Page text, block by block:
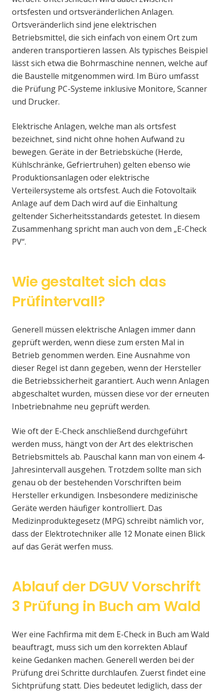
ortsfesten und ortsveränderlichen Anlagen.
Ortsveränderlich sind jene elektrischen
Betriebsmittel, die sich einfach von einem Ort zum
anderen transportieren lassen. Als typisches Beispiel
lässt sich etwa die Bohrmaschine nennen, welche auf
die Baustelle mitgenommen wird. Im Büro umfasst
die Prüfung PC-Systeme inklusive Monitore, Scanner
und Drucker.
Elektrische Anlagen, welche man als ortsfest
bezeichnet, sind nicht ohne hohen Aufwand zu
bewegen. Geräte in der Betriebsküche (Herde,
Kühlschränke, Gefriertruhen) gelten ebenso wie
Produktionsanlagen oder elektrische
Verteilersysteme als ortsfest. Auch die Fotovoltaik
Anlage auf dem Dach wird auf die Einhaltung
geltender Sicherheitsstandards getestet. In diesem
Zusammenhang spricht man auch von dem „E-Check
PV“.
Wie gestaltet sich das
Prüfintervall?
Generell müssen elektrische Anlagen immer dann
geprüft werden, wenn diese zum ersten Mal in
Betrieb genommen werden. Eine Ausnahme von
dieser Regel ist dann gegeben, wenn der Hersteller
die Betriebssicherheit garantiert. Auch wenn Anlagen
abgeschaltet wurden, müssen diese vor der erneuten
Inbetriebnahme neu geprüft werden.
Wie oft der E-Check anschließend durchgeführt
werden muss, hängt von der Art des elektrischen
Betriebsmittels ab. Pauschal kann man von einem 4-
Jahresintervall ausgehen. Trotzdem sollte man sich
genau ob der bestehenden Vorschriften beim
Hersteller erkundigen. Insbesondere medizinische
Geräte werden häufiger kontrolliert. Das
Medizinproduktegesetz (MPG) schreibt nämlich vor,
dass der Elektrotechniker alle 12 Monate einen Blick
auf das Gerät werfen muss.
Ablauf der DGUV Vorschrift
3 Prüfung in Buch am Wald
Wer eine Fachfirma mit dem E-Check in Buch am Wald
beauftragt, muss sich um den korrekten Ablauf
keine Gedanken machen. Generell werden bei der
Prüfung drei Schritte durchlaufen. Zuerst findet eine
Sichtprüfung statt. Dies bedeutet lediglich, dass der